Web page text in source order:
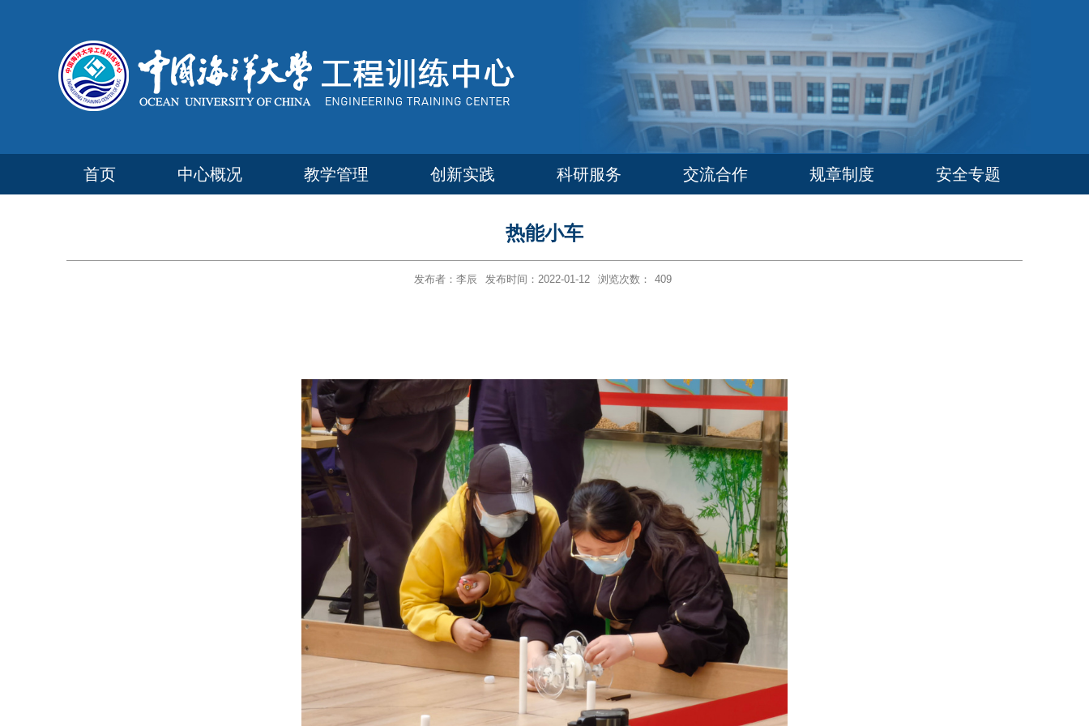
首页 中心概况 教学管理 创新实践 科研服务 交流合作 规章制度 安全专题
热能小车
发布者：李辰 发布时间：2022-01-12 浏览次数： 409